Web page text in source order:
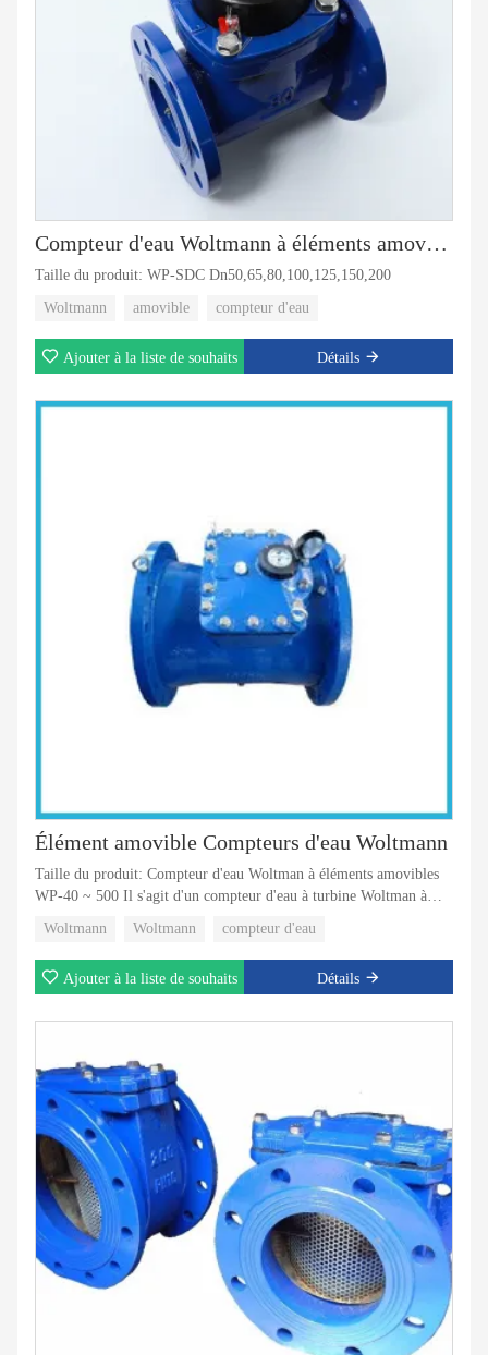
Compteur d'eau Woltmann à éléments amovibles
Taille du produit: WP-SDC Dn50,65,80,100,125,150,200
Woltmann
amovible compteur d'eau
Ajouter à la liste de souhaits Détails
Élément amovible Compteurs d'eau Woltmann
Taille du produit: Compteur d'eau Woltman à éléments amovibles
WP-40 ~ 500 Il s'agit d'un compteur d'eau à turbine Woltman à
d'irrigation, dans les tailles 40 mm et 500 mm, pour le compteur de
froid.
Woltmann Woltmann compteur d'eau
Ajouter à la liste de souhaits Détails